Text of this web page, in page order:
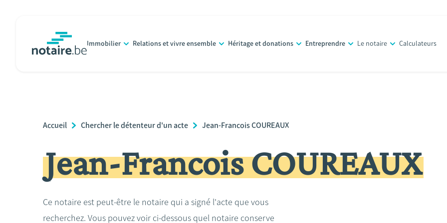
principal
Immobilier Relations et vivre ensemble Héritage et donations Entreprendre Le notaire Calculateurs
Breadcrumb
Accueil Chercher le détenteur d'un acte Jean-Francois COUREAUX
Jean-Francois COUREAUX
Ce notaire est peut-être le notaire qui a signé l'acte que vous
recherchez. Vous pouvez voir ci-dessous quel notaire conserve